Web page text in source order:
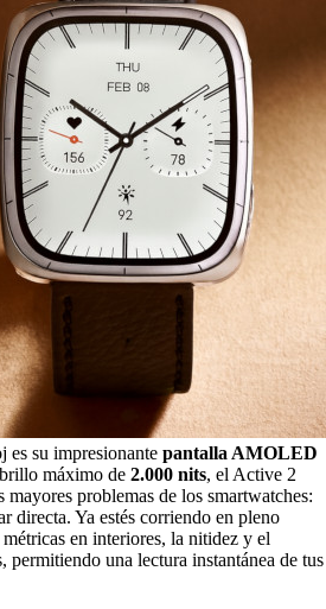
es su impresionante pantalla AMOLED
máximo de 2.000 nits, el Active 2
mayores problemas de los smartwatches:
directa. Ya estés corriendo en pleno
en interiores, la nitidez y el
permitiendo una lectura instantánea de tus